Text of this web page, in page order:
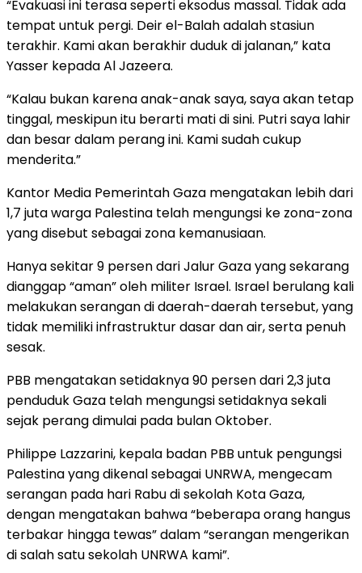
“Evakuasi ini terasa seperti eksodus massal. Tidak ada
tempat untuk pergi. Deir el-Balah adalah stasiun
terakhir. Kami akan berakhir duduk di jalanan,” kata
Yasser kepada Al Jazeera.
“Kalau bukan karena anak-anak saya, saya akan tetap
tinggal, meskipun itu berarti mati di sini. Putri saya lahir
dan besar dalam perang ini. Kami sudah cukup
menderita.”
Kantor Media Pemerintah Gaza mengatakan lebih dari
1,7 juta warga Palestina telah mengungsi ke zona-zona
yang disebut sebagai zona kemanusiaan.
Hanya sekitar 9 persen dari Jalur Gaza yang sekarang
dianggap “aman” oleh militer Israel. Israel berulang kali
melakukan serangan di daerah-daerah tersebut, yang
tidak memiliki infrastruktur dasar dan air, serta penuh
sesak.
PBB mengatakan setidaknya 90 persen dari 2,3 juta
penduduk Gaza telah mengungsi setidaknya sekali
sejak perang dimulai pada bulan Oktober.
Philippe Lazzarini, kepala badan PBB untuk pengungsi
Palestina yang dikenal sebagai UNRWA, mengecam
serangan pada hari Rabu di sekolah Kota Gaza,
dengan mengatakan bahwa “beberapa orang hangus
terbakar hingga tewas” dalam “serangan mengerikan
di salah satu sekolah UNRWA kami”.